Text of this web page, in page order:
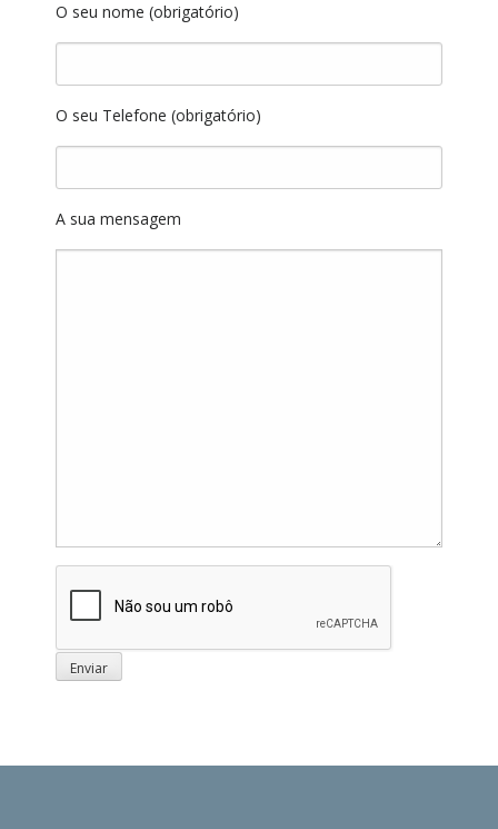
O seu nome (obrigatório)
O seu Telefone (obrigatório)
A sua mensagem